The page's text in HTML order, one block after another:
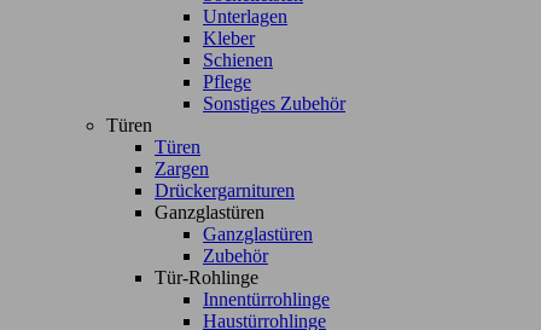
Unterlagen
Kleber
Schienen
Pflege
Sonstiges Zubehör
Türen
Türen
Zargen
Drückergarnituren
Ganzglastüren
Ganzglastüren
Zubehör
Tür-Rohlinge
Innentürrohlinge
Haustürrohlinge